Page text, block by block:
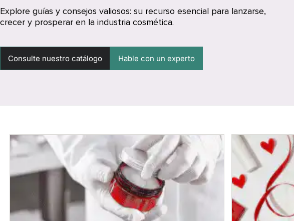
Explore guías y consejos valiosos: su recurso esencial para lanzarse,
crecer y prosperar en la industria cosmética.
Consulte nuestro catálogo Hable con un experto